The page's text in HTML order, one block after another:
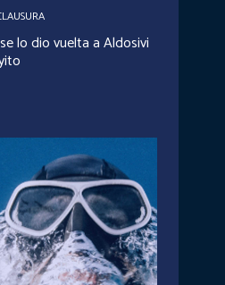
lo dio vuelta a Aldosivi